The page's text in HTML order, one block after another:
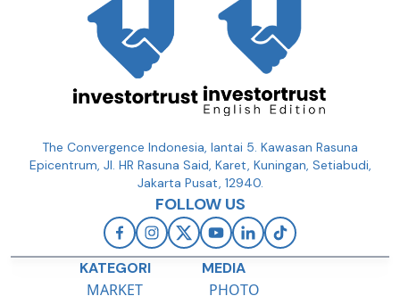
The Convergence Indonesia, lantai 5. Kawasan Rasuna
Epicentrum, Jl. HR Rasuna Said, Karet, Kuningan, Setiabudi,
Jakarta Pusat, 12940.
FOLLOW US
KATEGORI
MARKET
MEDIA
PHOTO